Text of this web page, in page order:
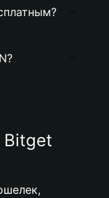
Bitget